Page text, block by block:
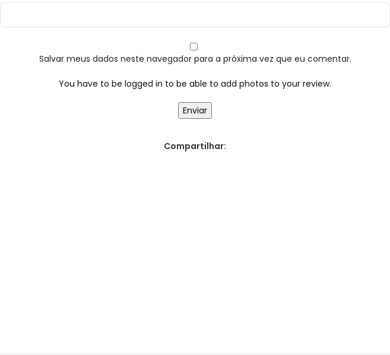
Salvar meus dados neste navegador para a próxima vez que eu comentar.
You have to be logged in to be able to add photos to your review.
Compartilhar: